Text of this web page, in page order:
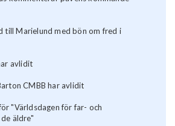
till Marielund med bön om fred i
avlidit
CMBB har avlidit
"Världsdagen för far- och
äldre"